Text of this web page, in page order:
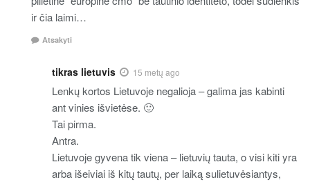
ir čia laimi…
Atsakyti
tikras lietuvis 15 metų ago
Lenkų kortos Lietuvoje negalioja – galima jas kabinti
ant vinies išvietėse. 🙂
Tai pirma.
Antra.
Lietuvoje gyvena tik viena – lietuvių tauta, o visi kiti yra
arba išeiviai iš kitų tautų, per laiką sulietuvėsiantys,